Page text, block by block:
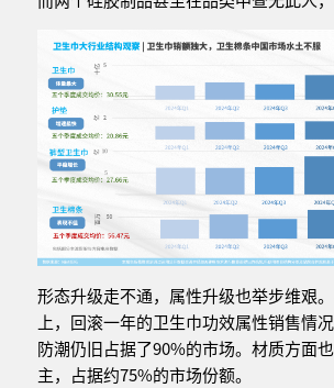
形态升级走不通，属性升级也举步维艰
上，回滚一年的卫生巾功效属性销售情
防潮仍旧占据了90%的市场。材质方面
主，占据约75%的市场份额。